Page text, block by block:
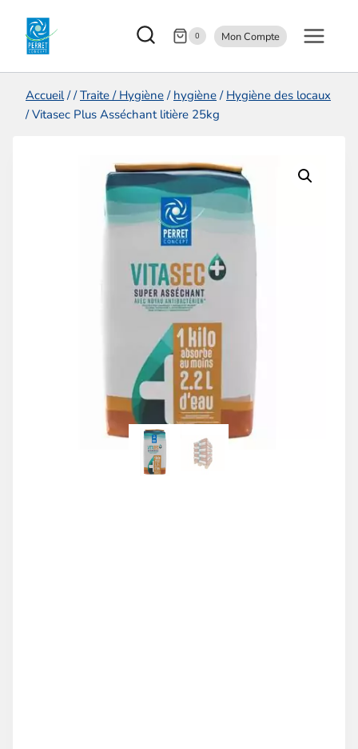
0 Mon Compte
Accueil / / Traite / Hygiène / hygiène / Hygiène des locaux
/ Vitasec Plus Asséchant litière 25kg